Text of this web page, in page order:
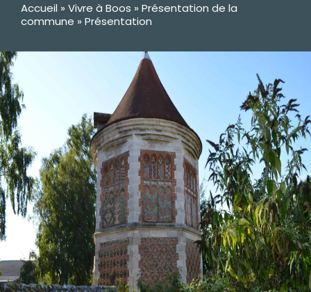
Accueil » Vivre à Boos » Présentation de la
commune » Présentation